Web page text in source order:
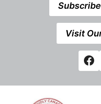
Visit